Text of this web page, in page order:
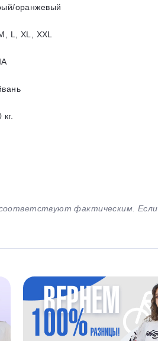
оранжевый
L, XL, XXL
фактическим.